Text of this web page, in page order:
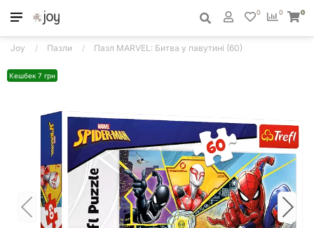
0
0 0
Joy Пазли Пазл MARVEL: Битва у павутині (60)
Кешбек 7 грн